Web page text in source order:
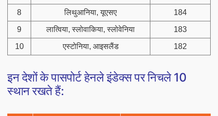
8 लिथुआनिया, यूएसए 184
9 लात्विया, स्लोवाकिया, स्लोवेनिया 183
10 एस्टोनिया, आइसलैंड 182
इन देशों के पासपोर्ट हेनले इंडेक्स पर निचले 10
स्थान रखते हैं: